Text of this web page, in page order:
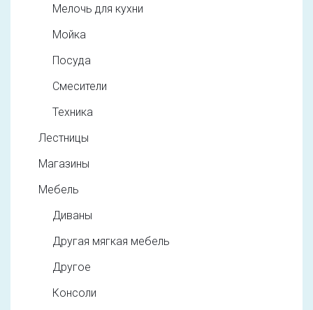
Мелочь для кухни
Мойка
Посуда
Смесители
Техника
Лестницы
Магазины
Мебель
Диваны
Другая мягкая мебель
Другое
Консоли